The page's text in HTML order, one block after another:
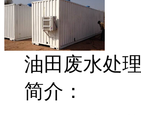
油田废水处理
简介：